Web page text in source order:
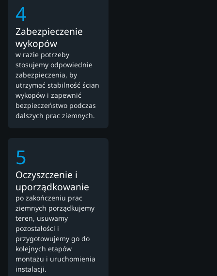
4
Zabezpieczenie
wykopów
w razie potrzeby
stosujemy odpowiednie
zabezpieczenia, by
utrzymać stabilność ścian
wykopów i zapewnić
bezpieczeństwo podczas
dalszych prac ziemnych.
5
Oczyszczenie i
uporządkowanie
po zakończeniu prac
ziemnych porządkujemy
teren, usuwamy
pozostałości i
przygotowujemy go do
kolejnych etapów
montażu i uruchomienia
instalacji.